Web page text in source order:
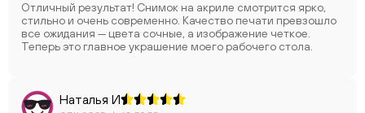
Отличный результат! Снимок на акриле смотрится ярко,
стильно и очень современно. Качество печати превзошло
все ожидания — цвета сочные, а изображение четкое.
Теперь это главное украшение моего рабочего стола.
Наталья И